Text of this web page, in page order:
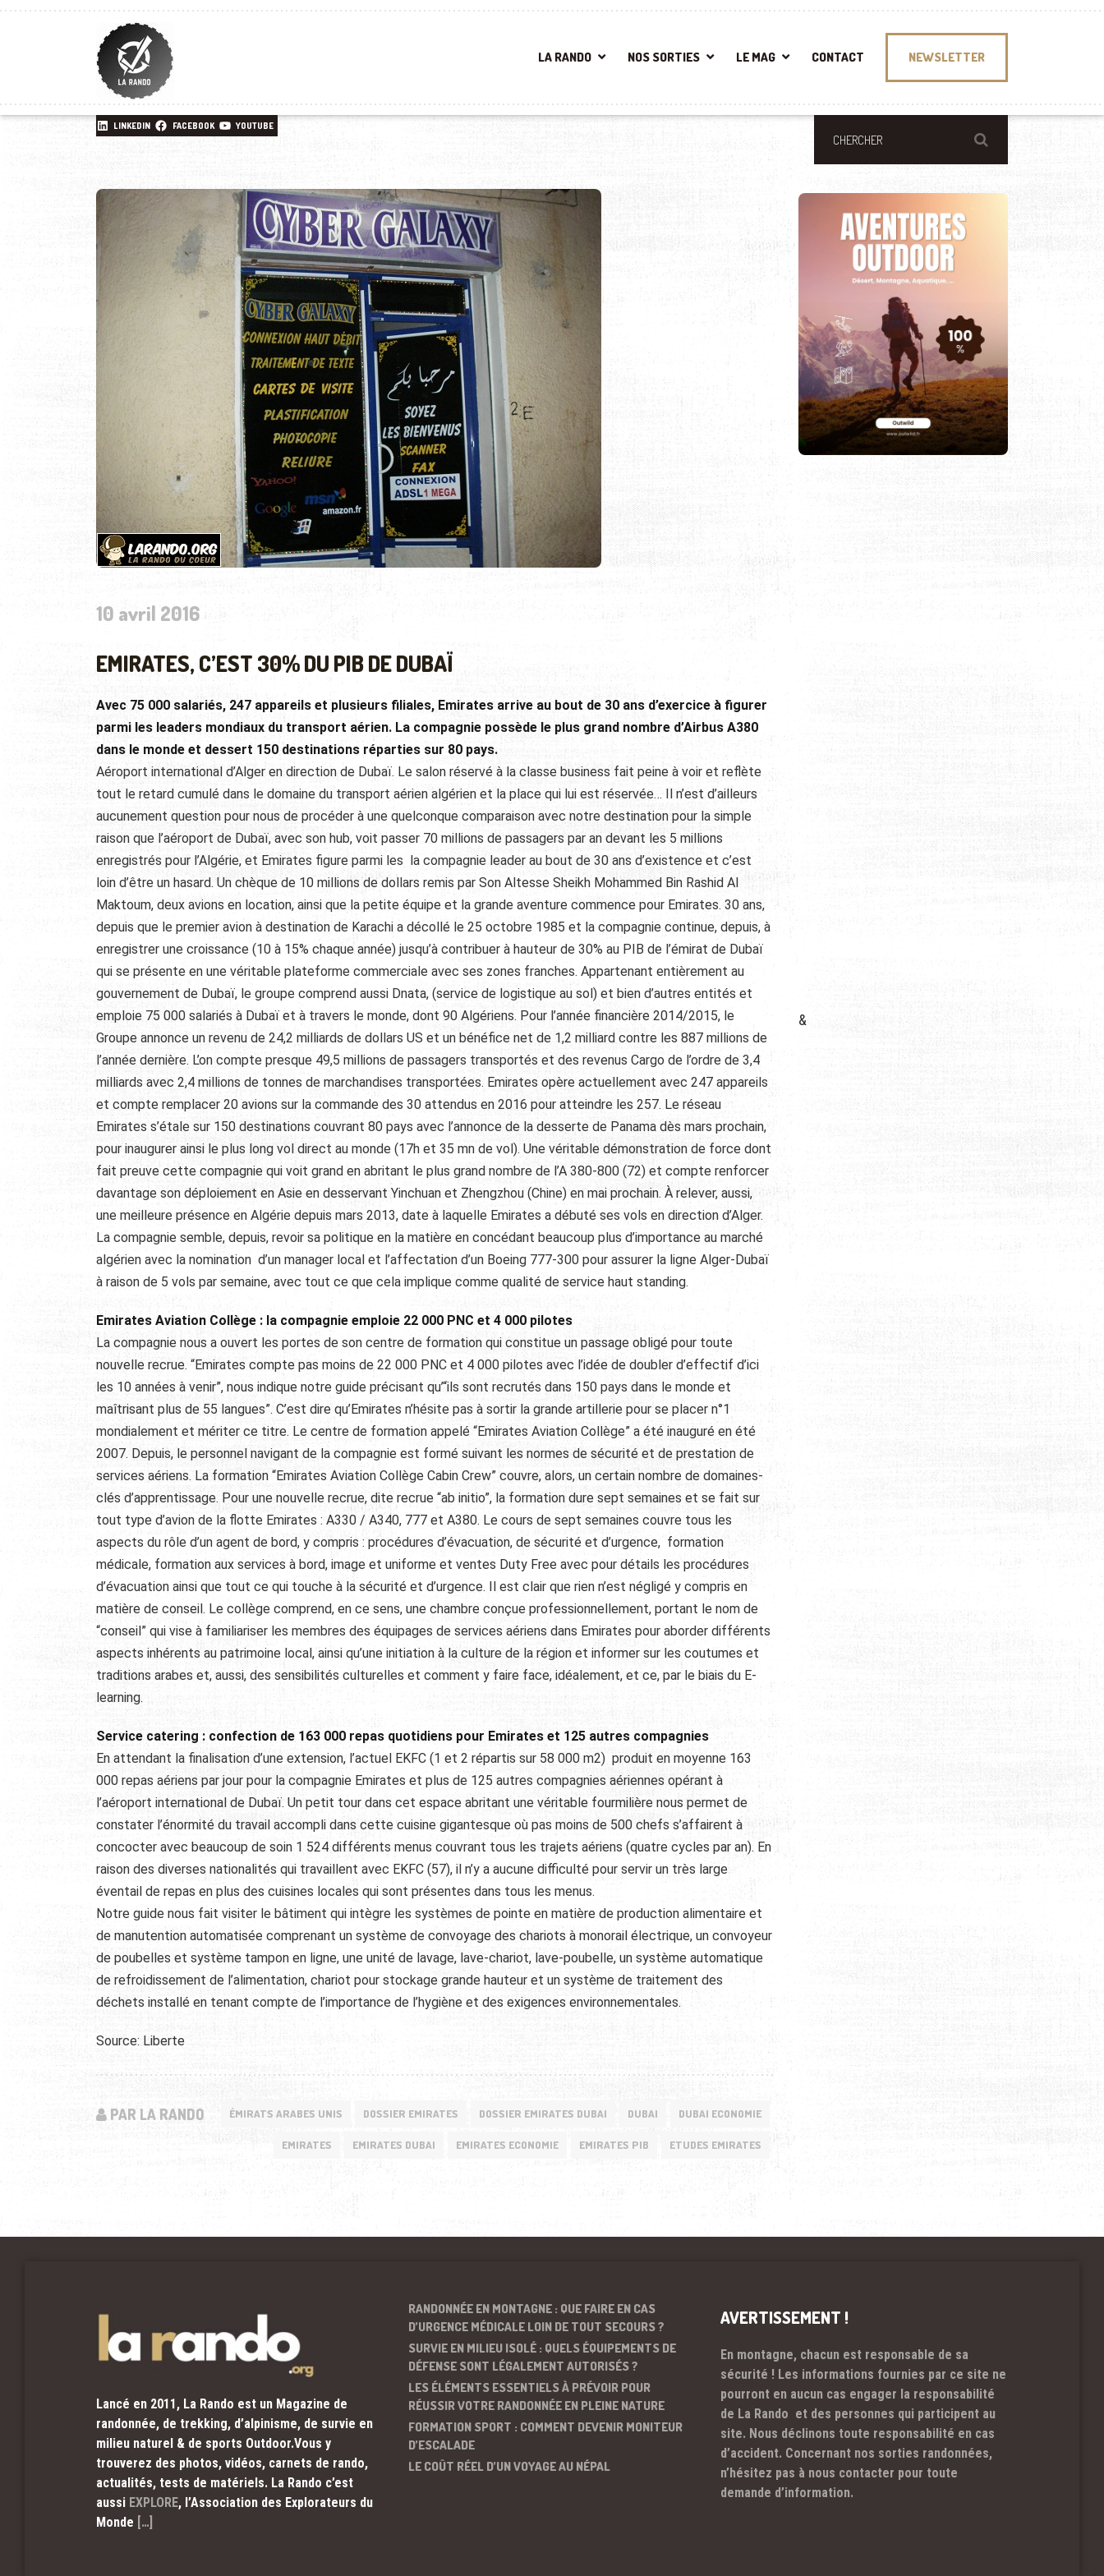
LA RANDO NOS SORTIES LE MAG CONTACT NEWSLETTER
LINKEDIN FACEBOOK YOUTUBE
10 avril 2016
EMIRATES, C’EST 30% DU PIB DE DUBAÏ
Avec 75 000 salariés, 247 appareils et plusieurs filiales, Emirates arrive au bout de 30 ans d’exercice à figurer
parmi les leaders mondiaux du transport aérien. La compagnie possède le plus grand nombre d’Airbus A380
dans le monde et dessert 150 destinations réparties sur 80 pays.
Aéroport international d’Alger en direction de Dubaï. Le salon réservé à la classe business fait peine à voir et reflète
tout le retard cumulé dans le domaine du transport aérien algérien et la place qui lui est réservée… Il n’est d’ailleurs
aucunement question pour nous de procéder à une quelconque comparaison avec notre destination pour la simple
raison que l’aéroport de Dubaï, avec son hub, voit passer 70 millions de passagers par an devant les 5 millions
enregistrés pour l’Algérie, et Emirates figure parmi les la compagnie leader au bout de 30 ans d’existence et c’est
loin d’être un hasard. Un chèque de 10 millions de dollars remis par Son Altesse Sheikh Mohammed Bin Rashid Al
Maktoum, deux avions en location, ainsi que la petite équipe et la grande aventure commence pour Emirates. 30 ans,
depuis que le premier avion à destination de Karachi a décollé le 25 octobre 1985 et la compagnie continue, depuis, à
enregistrer une croissance (10 à 15% chaque année) jusqu’à contribuer à hauteur de 30% au PIB de l’émirat de Dubaï
qui se présente en une véritable plateforme commerciale avec ses zones franches. Appartenant entièrement au
gouvernement de Dubaï, le groupe comprend aussi Dnata, (service de logistique au sol) et bien d’autres entités et
emploie 75 000 salariés à Dubaï et à travers le monde, dont 90 Algériens. Pour l’année financière 2014/2015, le
Groupe annonce un revenu de 24,2 milliards de dollars US et un bénéfice net de 1,2 milliard contre les 887 millions de
l’année dernière. L’on compte presque 49,5 millions de passagers transportés et des revenus Cargo de l’ordre de 3,4
milliards avec 2,4 millions de tonnes de marchandises transportées. Emirates opère actuellement avec 247 appareils
et compte remplacer 20 avions sur la commande des 30 attendus en 2016 pour atteindre les 257. Le réseau
Emirates s’étale sur 150 destinations couvrant 80 pays avec l’annonce de la desserte de Panama dès mars prochain,
pour inaugurer ainsi le plus long vol direct au monde (17h et 35 mn de vol). Une véritable démonstration de force dont
fait preuve cette compagnie qui voit grand en abritant le plus grand nombre de l’A 380-800 (72) et compte renforcer
davantage son déploiement en Asie en desservant Yinchuan et Zhengzhou (Chine) en mai prochain. À relever, aussi,
une meilleure présence en Algérie depuis mars 2013, date à laquelle Emirates a débuté ses vols en direction d’Alger.
La compagnie semble, depuis, revoir sa politique en la matière en concédant beaucoup plus d’importance au marché
algérien avec la nomination d’un manager local et l’affectation d’un Boeing 777-300 pour assurer la ligne Alger-Dubaï
à raison de 5 vols par semaine, avec tout ce que cela implique comme qualité de service haut standing.
Emirates Aviation Collège : la compagnie emploie 22 000 PNC et 4 000 pilotes
La compagnie nous a ouvert les portes de son centre de formation qui constitue un passage obligé pour toute
nouvelle recrue. “Emirates compte pas moins de 22 000 PNC et 4 000 pilotes avec l’idée de doubler d’effectif d’ici
les 10 années à venir”, nous indique notre guide précisant qu’“ils sont recrutés dans 150 pays dans le monde et
maîtrisant plus de 55 langues”. C’est dire qu’Emirates n’hésite pas à sortir la grande artillerie pour se placer n°1
mondialement et mériter ce titre. Le centre de formation appelé “Emirates Aviation Collège” a été inauguré en été
2007. Depuis, le personnel navigant de la compagnie est formé suivant les normes de sécurité et de prestation de
services aériens. La formation “Emirates Aviation Collège Cabin Crew” couvre, alors, un certain nombre de domaines-
clés d’apprentissage. Pour une nouvelle recrue, dite recrue “ab initio”, la formation dure sept semaines et se fait sur
tout type d’avion de la flotte Emirates : A330 / A340, 777 et A380. Le cours de sept semaines couvre tous les
aspects du rôle d’un agent de bord, y compris : procédures d’évacuation, de sécurité et d’urgence, formation
médicale, formation aux services à bord, image et uniforme et ventes Duty Free avec pour détails les procédures
d’évacuation ainsi que tout ce qui touche à la sécurité et d’urgence. Il est clair que rien n’est négligé y compris en
matière de conseil. Le collège comprend, en ce sens, une chambre conçue professionnellement, portant le nom de
“conseil” qui vise à familiariser les membres des équipages de services aériens dans Emirates pour aborder différents
aspects inhérents au patrimoine local, ainsi qu’une initiation à la culture de la région et informer sur les coutumes et
traditions arabes et, aussi, des sensibilités culturelles et comment y faire face, idéalement, et ce, par le biais du E-
learning.
Service catering : confection de 163 000 repas quotidiens pour Emirates et 125 autres compagnies
En attendant la finalisation d’une extension, l’actuel EKFC (1 et 2 répartis sur 58 000 m2) produit en moyenne 163
000 repas aériens par jour pour la compagnie Emirates et plus de 125 autres compagnies aériennes opérant à
l’aéroport international de Dubaï. Un petit tour dans cet espace abritant une véritable fourmilière nous permet de
constater l’énormité du travail accompli dans cette cuisine gigantesque où pas moins de 500 chefs s’affairent à
concocter avec beaucoup de soin 1 524 différents menus couvrant tous les trajets aériens (quatre cycles par an). En
raison des diverses nationalités qui travaillent avec EKFC (57), il n’y a aucune difficulté pour servir un très large
éventail de repas en plus des cuisines locales qui sont présentes dans tous les menus.
Notre guide nous fait visiter le bâtiment qui intègre les systèmes de pointe en matière de production alimentaire et
de manutention automatisée comprenant un système de convoyage des chariots à monorail électrique, un convoyeur
de poubelles et système tampon en ligne, une unité de lavage, lave-chariot, lave-poubelle, un système automatique
de refroidissement de l’alimentation, chariot pour stockage grande hauteur et un système de traitement des
déchets installé en tenant compte de l’importance de l’hygiène et des exigences environnementales.
Source: Liberte
PAR LA RANDO ÉMIRATS ARABES UNIS DOSSIER EMIRATES DOSSIER EMIRATES DUBAI DUBAI DUBAI ECONOMIE
EMIRATES EMIRATES DUBAI EMIRATES ECONOMIE EMIRATES PIB ETUDES EMIRATES
&
Lancé en 2011, La Rando est un Magazine de
randonnée, de trekking, d’alpinisme, de survie en
milieu naturel & de sports Outdoor.Vous y
trouverez des photos, vidéos, carnets de rando,
actualités, tests de matériels. La Rando c’est
aussi EXPLORE, l’Association des Explorateurs du
Monde […]
RANDONNÉE EN MONTAGNE : QUE FAIRE EN CAS
D’URGENCE MÉDICALE LOIN DE TOUT SECOURS ?
SURVIE EN MILIEU ISOLÉ : QUELS ÉQUIPEMENTS DE
DÉFENSE SONT LÉGALEMENT AUTORISÉS ?
LES ÉLÉMENTS ESSENTIELS À PRÉVOIR POUR
RÉUSSIR VOTRE RANDONNÉE EN PLEINE NATURE
FORMATION SPORT : COMMENT DEVENIR MONITEUR
D’ESCALADE
LE COÛT RÉEL D’UN VOYAGE AU NÉPAL
AVERTISSEMENT !
En montagne, chacun est responsable de sa
sécurité ! Les informations fournies par ce site ne
pourront en aucun cas engager la responsabilité
de La Rando et des personnes qui participent au
site. Nous déclinons toute responsabilité en cas
d’accident. Concernant nos sorties randonnées,
n’hésitez pas à nous contacter pour toute
demande d’information.